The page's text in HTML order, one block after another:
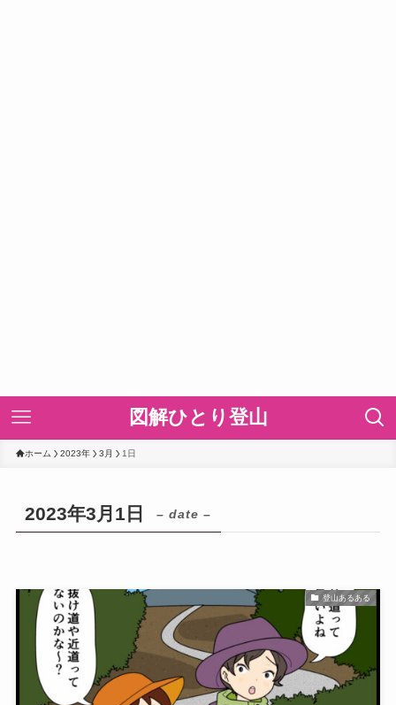
図解ひとり登山
ホーム 2023年 3月 1日
2023年3月1日 – date –
登山あるある